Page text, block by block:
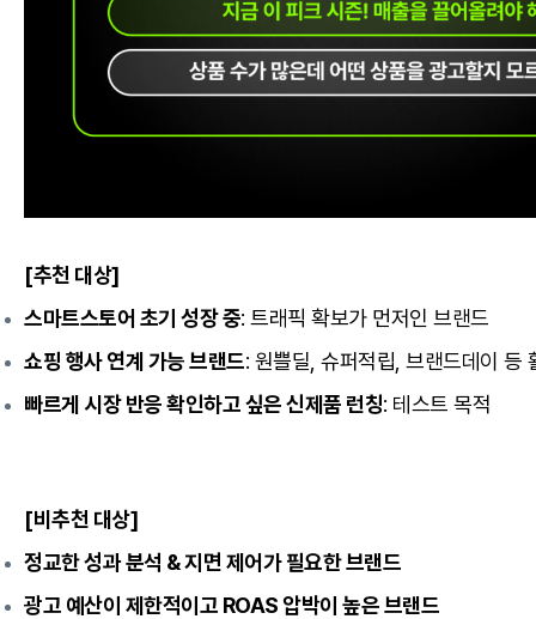
[추천 대상]
스마트스토어 초기 성장 중: 트래픽 확보가 먼저인 브랜드
쇼핑 행사 연계 가능 브랜드: 원쁠딜, 슈퍼적립, 브랜드데이 등
빠르게 시장 반응 확인하고 싶은 신제품 런칭: 테스트 목적
[비추천 대상]
정교한 성과 분석 & 지면 제어가 필요한 브랜드
광고 예산이 제한적이고 ROAS 압박이 높은 브랜드